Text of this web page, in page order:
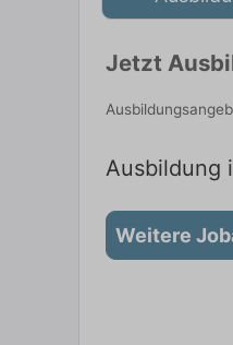
Jetzt
Ausbildung
Weitere